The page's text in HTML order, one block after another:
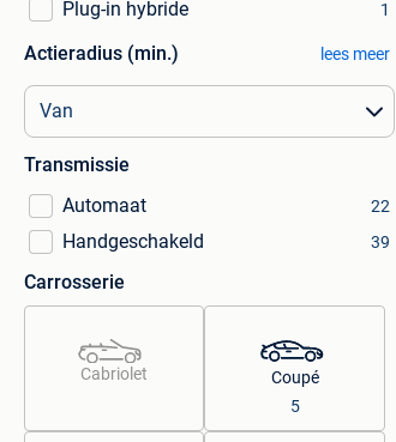
Plug-in hybride 1
Actieradius (min.) lees meer
Transmissie
Automaat
22
Handgeschakeld 39
Carrosserie
Cabriolet
Coupé
5